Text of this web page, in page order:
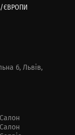
ЄВРОПИ
6, Львів,
Салон
Салон